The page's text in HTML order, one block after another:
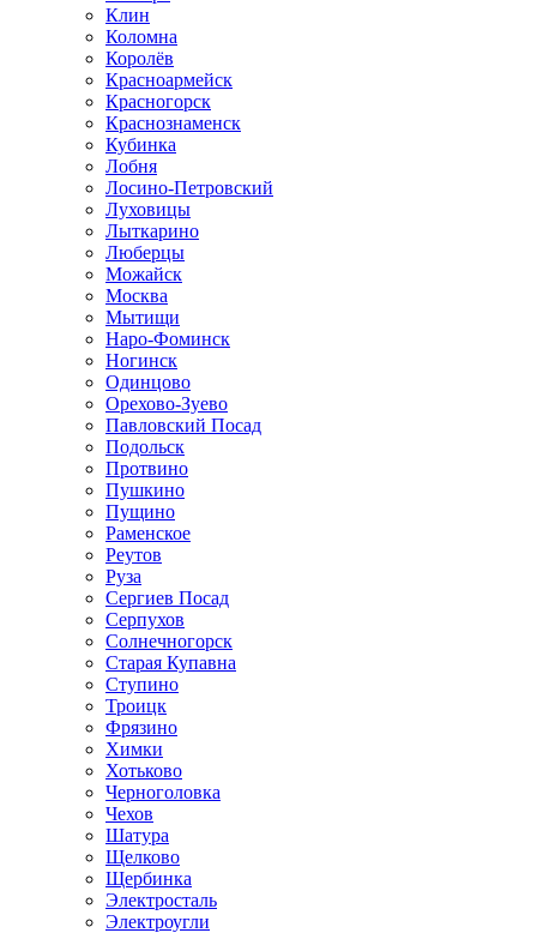
Клин
Коломна
Королёв
Красноармейск
Красногорск
Краснознаменск
Кубинка
Лобня
Лосино-Петровский
Луховицы
Лыткарино
Люберцы
Можайск
Москва
Мытищи
Наро-Фоминск
Ногинск
Одинцово
Орехово-Зуево
Павловский Посад
Подольск
Протвино
Пушкино
Пущино
Раменское
Реутов
Руза
Сергиев Посад
Серпухов
Солнечногорск
Старая Купавна
Ступино
Троицк
Фрязино
Химки
Хотьково
Черноголовка
Чехов
Шатура
Щелково
Щербинка
Электросталь
Электроугли